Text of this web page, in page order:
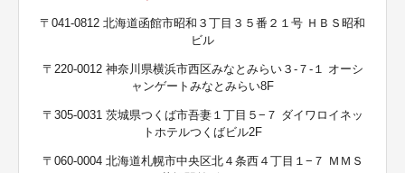
〒041-0812 北海道函館市昭和３丁目３５番２１号 ＨＢＳ昭和
ビル
〒220-0012 神奈川県横浜市西区みなとみらい３-７-１ オーシ
ャンゲートみなとみらい8F
〒305-0031 茨城県つくば市吾妻１丁目５−７ ダイワロイネッ
トホテルつくばビル2F
〒060-0004 北海道札幌市中央区北４条西４丁目１−７ ＭＭＳ